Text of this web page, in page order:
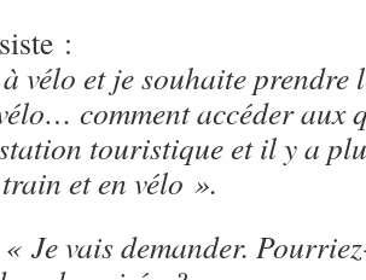
:
vélo et je souhaite
comment accéder aux
touristique et il y a
et en vélo ».
« Je vais demander.